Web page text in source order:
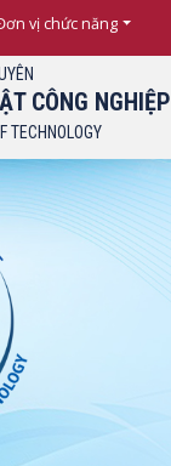
vị chức năng
CÔNG NGHIỆP
TECHNOLOGY